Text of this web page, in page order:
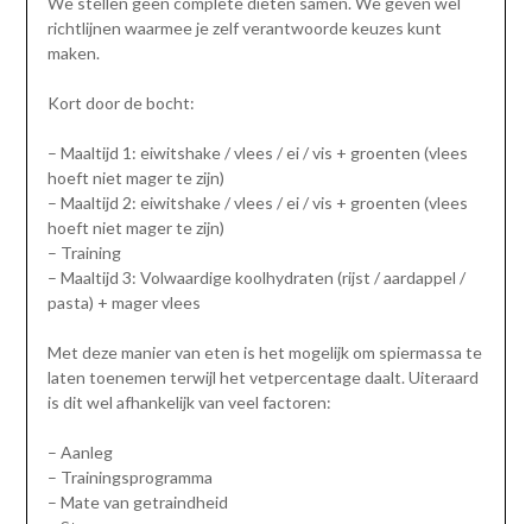
richtlijnen waarmee je zelf verantwoorde keuzes kunt
maken.
Kort door de bocht:
– Maaltijd 1: eiwitshake / vlees / ei / vis + groenten (vlees
hoeft niet mager te zijn)
– Maaltijd 2: eiwitshake / vlees / ei / vis + groenten (vlees
hoeft niet mager te zijn)
– Training
– Maaltijd 3: Volwaardige koolhydraten (rijst / aardappel /
pasta) + mager vlees
Met deze manier van eten is het mogelijk om spiermassa te
laten toenemen terwijl het vetpercentage daalt. Uiteraard
is dit wel afhankelijk van veel factoren:
– Aanleg
– Trainingsprogramma
– Mate van getraindheid